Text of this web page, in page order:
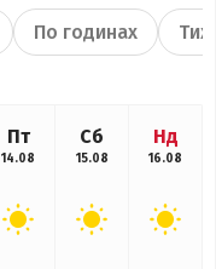
По годинах
Пт
14.08
Сб
15.08
Нд
16.08